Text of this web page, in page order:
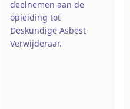
deelnemen aan de
opleiding tot
Deskundige Asbest
Verwijderaar.